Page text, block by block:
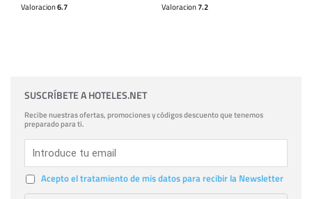
Valoracion6.7
Valoracion7.2
SUSCRÍBETE A HOTELES.NET
Recibe nuestras ofertas, promociones y códigos descuento que tenemos
preparado para ti.
Acepto el tratamiento de mis datos para recibir la Newsletter